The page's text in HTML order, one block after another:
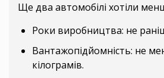
Ще два автомобілі хотіли
Роки виробництва: не
Вантажопідйомність: не
кілограмів.